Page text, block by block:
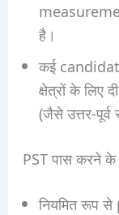
है।
कई
क्षेत्रों के लिए
(जैसे उत्तर-पूर्व
PST पास करने के
नियमित रूप से